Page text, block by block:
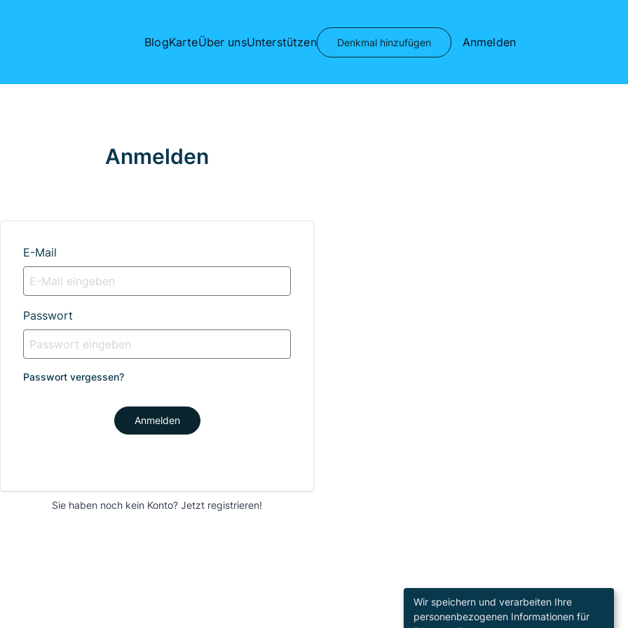
BlogKarteÜber unsUnterstützen Denkmal hinzufügen Anmelden
Anmelden
E-Mail
Passwort
Passwort vergessen?
Anmelden
Sie haben noch kein Konto? Jetzt registrieren!
Wir speichern und verarbeiten Ihre
personenbezogenen Informationen für